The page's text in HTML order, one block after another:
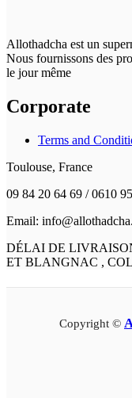
Allothadcha est un
Nous fournissons des
le jour même
Corporate
Terms and
Toulouse, France
09 84 20 64 69 / 0610
Email:
DÉLAI DE
ET BLANGNAC ,
Copyright ©